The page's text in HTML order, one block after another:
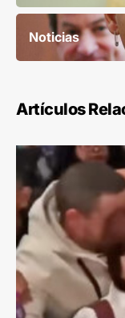
Noticias
Artículos